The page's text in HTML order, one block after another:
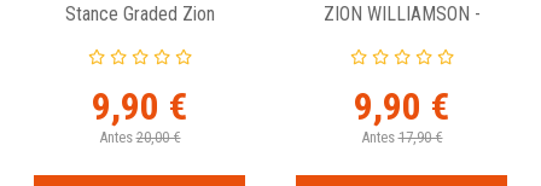
Stance Graded Zion
9,90 €
Antes 20,00 €
ZION WILLIAMSON -
PELICANS (HOME)
9,90 €
Antes 17,90 €